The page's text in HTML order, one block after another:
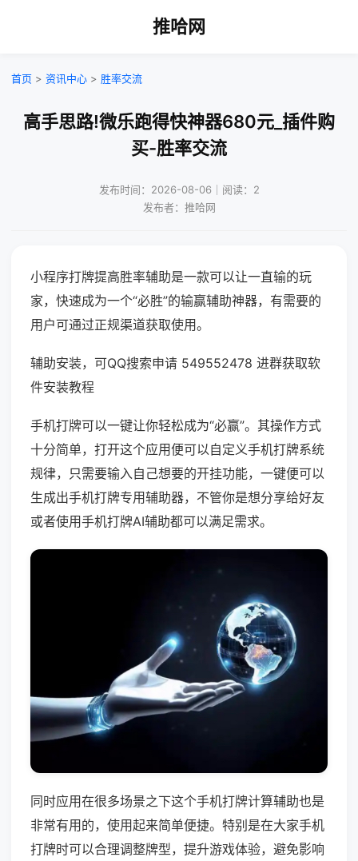
推哈网
首页 > 资讯中心 > 胜率交流
高手思路!微乐跑得快神器680元_插件购
买-胜率交流
发布时间：2026-08-06｜阅读：2
发布者：推哈网
小程序打牌提高胜率辅助是一款可以让一直输的玩
家，快速成为一个“必胜”的输赢辅助神器，有需要的
用户可通过正规渠道获取使用。
辅助安装，可QQ搜索申请 549552478 进群获取软
件安装教程
手机打牌可以一键让你轻松成为“必赢”。其操作方式
十分简单，打开这个应用便可以自定义手机打牌系统
规律，只需要输入自己想要的开挂功能，一键便可以
生成出手机打牌专用辅助器，不管你是想分享给好友
或者使用手机打牌AI辅助都可以满足需求。
同时应用在很多场景之下这个手机打牌计算辅助也是
非常有用的，使用起来简单便捷。特别是在大家手机
打牌时可以合理调整牌型，提升游戏体验，避免影响